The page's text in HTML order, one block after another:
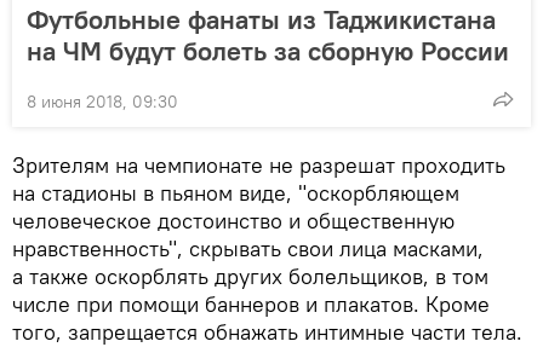
Футбольные фанаты из Таджикистана
на ЧМ будут болеть за сборную России
8 июня 2018, 09:30
Зрителям на чемпионате не разрешат проходить
на стадионы в пьяном виде, "оскорбляющем
человеческое достоинство и общественную
нравственность", скрывать свои лица масками,
а также оскорблять других болельщиков, в том
числе при помощи баннеров и плакатов. Кроме
того, запрещается обнажать интимные части тела.